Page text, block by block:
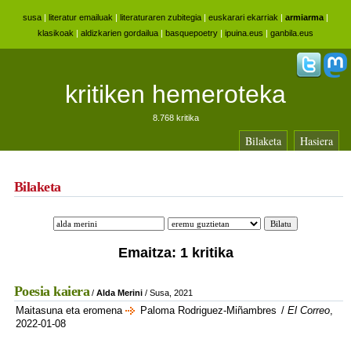
susa | literatur emailuak | literaturaren zubitegia | euskarari ekarriak | armiarma |
klasikoak | aldizkarien gordailua | basquepoetry | ipuina.eus | ganbila.eus
kritiken hemeroteka
8.768 kritika
Bilaketa Hasiera
Bilaketa
Emaitza: 1 kritika
Poesia kaiera / Alda Merini / Susa, 2021
Maitasuna eta eromena Paloma Rodriguez-Miñambres / El Correo,
2022-01-08